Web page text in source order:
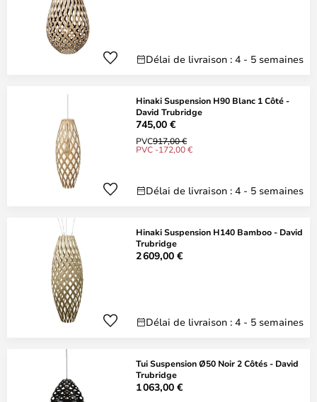
Délai de livraison : 4 - 5 semaines
Hinaki Suspension H90 Blanc 1 Côté -
David Trubridge
745,00 €
PVC917,00 €
PVC -172,00 €
Délai de livraison : 4 - 5 semaines
Hinaki Suspension H140 Bamboo - David
Trubridge
2 609,00 €
Délai de livraison : 4 - 5 semaines
Tui Suspension Ø50 Noir 2 Côtés - David
Trubridge
1 063,00 €